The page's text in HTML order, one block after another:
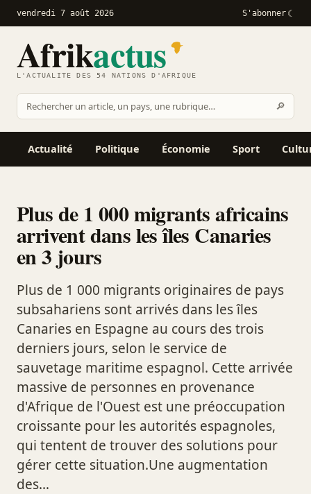
vendredi 7 août 2026 S'abonner
Afrikactus
L'ACTUALITÉ DES 54 NATIONS D'AFRIQUE
Rechercher
sur
Afrikactus
🔎
Actualité Politique Économie Sport
Plus de 1 000 migrants africains
arrivent dans les îles Canaries
en 3 jours
Plus de 1 000 migrants originaires de pays
subsahariens sont arrivés dans les îles
Canaries en Espagne au cours des trois
derniers jours, selon le service de
sauvetage maritime espagnol. Cette arrivée
massive de personnes en provenance
d'Afrique de l'Ouest est une préoccupation
croissante pour les autorités espagnoles,
qui tentent de trouver des solutions pour
gérer cette situation.Une augmentation
des…